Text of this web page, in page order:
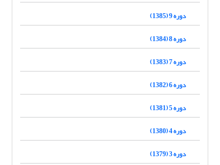
دوره 9 (1385)
دوره 8 (1384)
دوره 7 (1383)
دوره 6 (1382)
دوره 5 (1381)
دوره 4 (1380)
دوره 3 (1379)